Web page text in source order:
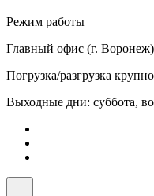
Режим работы
Главный офис (г.
Погрузка/разгрузка
Выходные дни: суббота,